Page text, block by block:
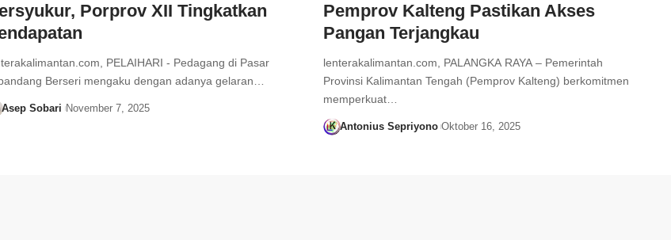
Porprov XII Tingkatkan
PELAIHARI - Pedagang di Pasar
Berseri mengaku dengan adanya gelaran…
Asep Sobari November 7, 2025
Pemprov Kalteng Pastikan Akses
Pangan Terjangkau
lenterakalimantan.com, PALANGKA RAYA – Pemerintah
Provinsi Kalimantan Tengah (Pemprov Kalteng) berkomitmen
memperkuat…
Antonius Sepriyono Oktober 16, 2025